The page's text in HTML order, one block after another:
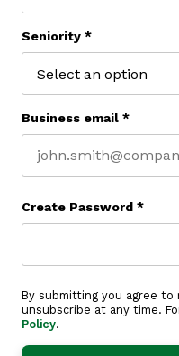
Seniority *
Business email *
Create Password *
By submitting you agree to
unsubscribe at any time.
Policy.